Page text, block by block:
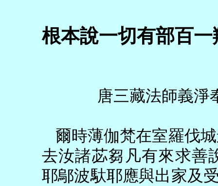
根本說一切有部百一
唐三藏法師義淨
爾時薄伽梵在室羅伐
去汝諸苾芻凡有來求善
耶鄔波馱耶應與出家及